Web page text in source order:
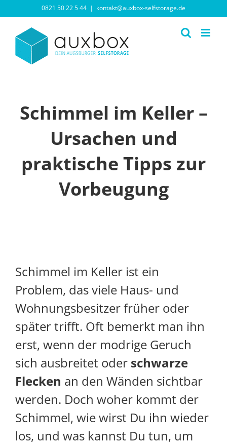
Inhalt
springen
0821 50 22 5 44 | kontakt@auxbox-selfstorage.de
Schimmel im Keller –
Ursachen und
praktische Tipps zur
Vorbeugung
Schimmel im Keller ist ein
Problem, das viele Haus- und
Wohnungsbesitzer früher oder
später trifft. Oft bemerkt man ihn
erst, wenn der modrige Geruch
sich ausbreitet oder schwarze
Flecken an den Wänden sichtbar
werden. Doch woher kommt der
Schimmel, wie wirst Du ihn wieder
los, und was kannst Du tun, um